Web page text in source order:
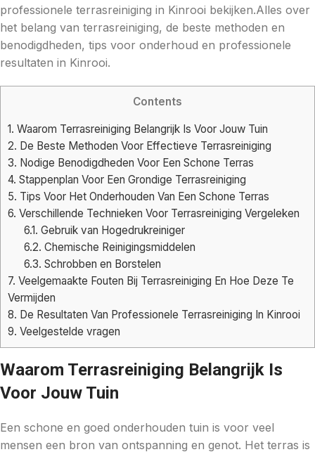
professionele terrasreiniging in Kinrooi bekijken.Alles over
het belang van terrasreiniging, de beste methoden en
benodigdheden, tips voor onderhoud en professionele
resultaten in Kinrooi.
Contents
1. Waarom Terrasreiniging Belangrijk Is Voor Jouw Tuin
2. De Beste Methoden Voor Effectieve Terrasreiniging
3. Nodige Benodigdheden Voor Een Schone Terras
4. Stappenplan Voor Een Grondige Terrasreiniging
5. Tips Voor Het Onderhouden Van Een Schone Terras
6. Verschillende Technieken Voor Terrasreiniging Vergeleken
6.1. Gebruik van Hogedrukreiniger
6.2. Chemische Reinigingsmiddelen
6.3. Schrobben en Borstelen
7. Veelgemaakte Fouten Bij Terrasreiniging En Hoe Deze Te
Vermijden
8. De Resultaten Van Professionele Terrasreiniging In Kinrooi
9. Veelgestelde vragen
Waarom Terrasreiniging Belangrijk Is
Voor Jouw Tuin
Een schone en goed onderhouden tuin is voor veel
mensen een bron van ontspanning en genot. Het terras is